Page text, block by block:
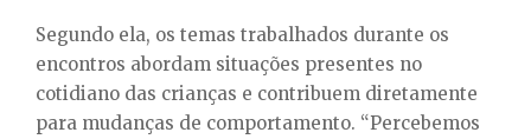
Segundo ela, os temas trabalhados durante os
encontros abordam situações presentes no
cotidiano das crianças e contribuem diretamente
para mudanças de comportamento. “Percebemos